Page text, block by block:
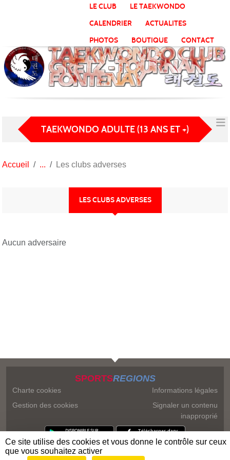
LE CLUB
LE TAEKWONDO
CALENDRIER
ACTUALITES
PHOTOS
BOUTIQUE CONTACT
TAEKWONDO ADULTE (13 ANS ET +)
Accueil Les clubs adverses
LES CLUBS ADVERSES
Aucun adversaire
SPORTSREGIONS
Charte cookies
Gestion des cookies
Informations légales
Signaler un contenu
inapproprié
Panneau de gestion des cookies
Ce site utilise des cookies et vous donne le contrôle sur ceux
que vous souhaitez activer